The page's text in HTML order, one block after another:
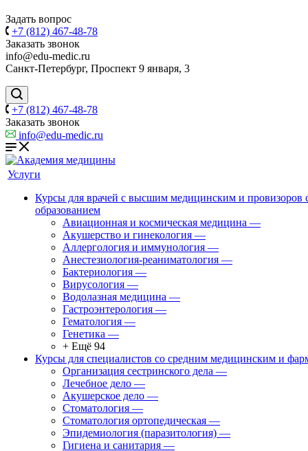
Задать вопрос
+7 (812) 467-48-78
Заказать звонок
info@edu-medic.ru
Санкт-Петербург, Проспект 9 января, 3
+7 (812) 467-48-78
Заказать звонок
info@edu-medic.ru
Услуги
Курсы для врачей с высшим медицинским и
образованием
Авиационная и космическая медицина —
Акушерство и гинекология —
Аллергология и иммунология —
Анестезиология-реаниматология —
Бактериология —
Вирусология —
Водолазная медицина —
Гастроэнтерология —
Гематология —
Генетика —
+ Ещё 94
Курсы для специалистов со средним медицинским и
Организация сестринского дела —
Лечебное дело —
Акушерское дело —
Стоматология —
Стоматология ортопедическая —
Эпидемиология (паразитология) —
Гигиена и санитария —